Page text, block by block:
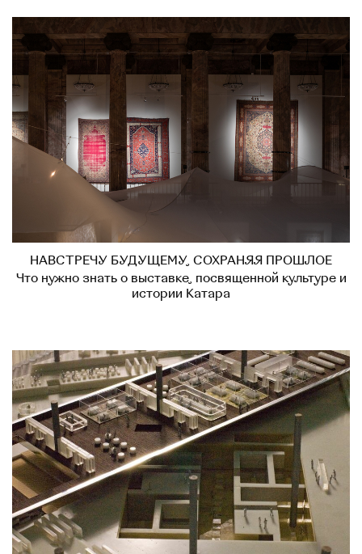
НАВСТРЕЧУ БУДУЩЕМУ, СОХРАНЯЯ ПРОШЛОЕ
Что нужно знать о выставке, посвященной культуре и
истории Катара